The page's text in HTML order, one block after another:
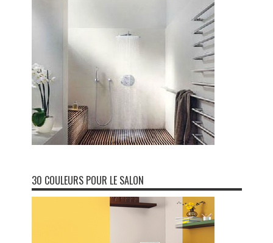
30 COULEURS POUR LE SALON